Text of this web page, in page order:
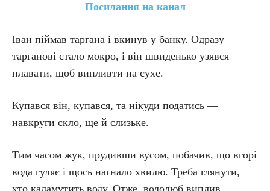
Посилання на канал
Іван піймав таргана і вкинув у банку. Одразу
тарганові стало мокро, і він швиденько узявся
плавати, щоб випливти на сухе.
Купався він, купався, та нікуди податись —
навкруги скло, ще й слизьке.
Тим часом жук, прудивши вусом, побачив, що вгорі
вода гуляє і щось нагнало хвилю. Треба глянути,
хто каламутить воду. Отже, водолюб виплив,